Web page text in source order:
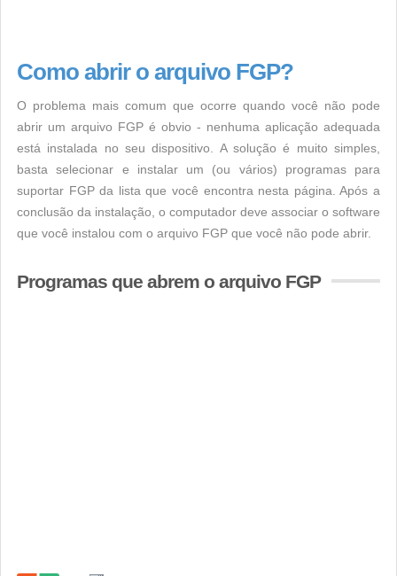
Como abrir o arquivo FGP?
O problema mais comum que ocorre quando você não pode
abrir um arquivo FGP é obvio - nenhuma aplicação adequada
está instalada no seu dispositivo. A solução é muito simples,
basta selecionar e instalar um (ou vários) programas para
suportar FGP da lista que você encontra nesta página. Após a
conclusão da instalação, o computador deve associar o software
que você instalou com o arquivo FGP que você não pode abrir.
Programas que abrem o arquivo FGP